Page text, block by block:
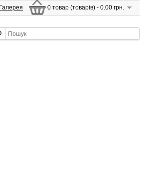
0 товар (товарів) - 0.00 грн.
Галерея